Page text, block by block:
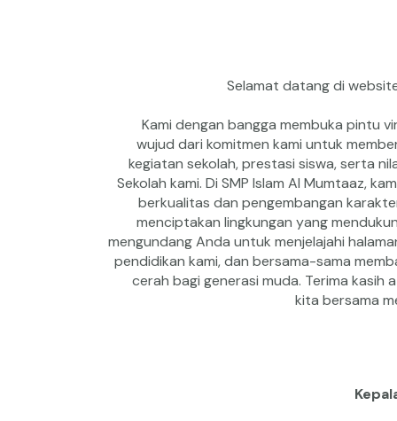
Selamat datang di
Kami dengan bangga membuka pintu
wujud dari komitmen kami untuk
kegiatan sekolah, prestasi siswa, serta
Sekolah kami. Di SMP Islam Al Mumtaaz,
berkualitas dan pengembangan
menciptakan lingkungan yang
mengundang Anda untuk menjelajahi
pendidikan kami, dan bersama-sama
cerah bagi generasi muda. Terima kasih
kita bersama